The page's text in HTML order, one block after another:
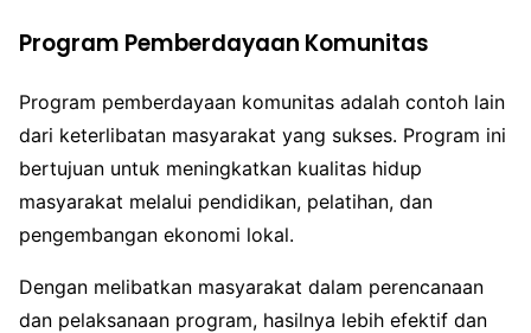
Program Pemberdayaan Komunitas
Program pemberdayaan komunitas adalah contoh lain
dari keterlibatan masyarakat yang sukses. Program ini
bertujuan untuk meningkatkan kualitas hidup
masyarakat melalui pendidikan, pelatihan, dan
pengembangan ekonomi lokal.
Dengan melibatkan masyarakat dalam perencanaan
dan pelaksanaan program, hasilnya lebih efektif dan